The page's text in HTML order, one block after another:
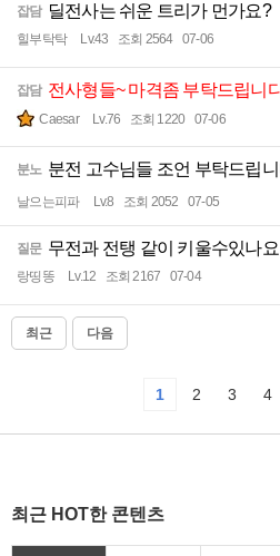
잡담 딜전사는 쉬운 트리가 먼가요?
힐부탁탁 Lv.43 조회 2564 07-06
잡담 전사형들~ 마격좀 부탁드립니
Caesar Lv.76 조회 1220 07-06
분노 분전 고수님들 조언 부탁드립니
날으는피파 Lv.8 조회 2052 07-05
질문 무전과 전탱 같이 키울수있나
랑띵똥 Lv.12 조회 2167 07-04
최근 다음
1 2 3 4
최근 HOT한 콘텐츠